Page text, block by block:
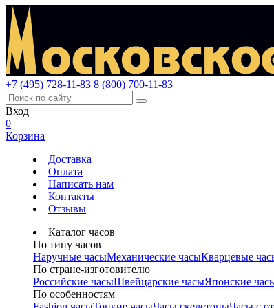
+7 (495) 728-11-83 8 (800) 700-11-83
Вход
0
Корзина
Доставка
Оплата
Написать нам
Контакты
Отзывы
Каталог часов
По типу часов
Наручные часыМеханические часыКварцевые
По стране-изготовителю
Российские часыШвейцарские часыЯпонские
По особенностям